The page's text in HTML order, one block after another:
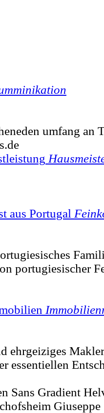
umfang an
aus Portugal
portugiesischer
ehrgeiziges
essentiellen
Sans Gradient
Giuseppe